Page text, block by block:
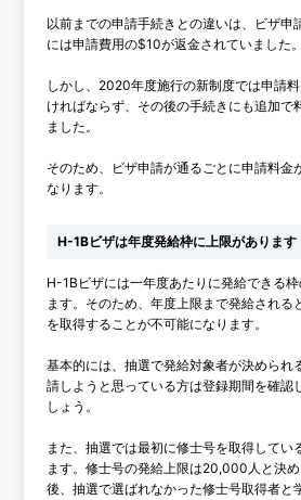
以前までの申請手続きとの違いは、ビザ申
には申請費用の$10が返金されていました。
しかし、2020年度施行の新制度では申請
ければならず、その後の手続きにも追加で
ました。
そのため、ビザ申請が通るごとに申請料金
なります。
H-1Bビザは年度発給枠に上限があります
H-1Bビザには一年度あたりに発給できる
ます。そのため、年度上限まで発給される
を取得することが不可能になります。
基本的には、抽選で発給対象者が決められ
請しようと思っている方は登録期間を確認
しょう。
また、抽選では最初に修士号を取得してい
ます。修士号の発給上限は20,000人と決
後、抽選で選ばれなかった修士号取得者と